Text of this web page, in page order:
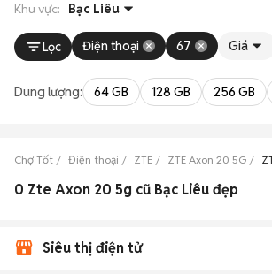
Khu vực: Bạc Liêu
Lọc Điện thoại 67 Giá
Dung lượng: 64 GB 128 GB 256 GB
Chợ Tốt Điện thoại ZTE ZTE Axon 20 5G
0 Zte Axon 20 5g cũ Bạc Liêu đẹp
Siêu thị điện tử